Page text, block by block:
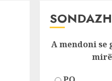
SONDAZH
A mendoni se